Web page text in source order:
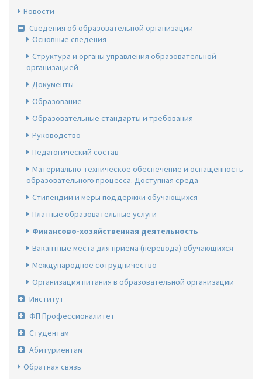
Новости
Сведения об образовательной организации
Основные сведения
Структура и органы управления образовательной
организацией
Документы
Образование
Образовательные стандарты и требования
Руководство
Педагогический состав
Материально-техническое обеспечение и оснащенность
образовательного процесса. Доступная среда
Стипендии и меры поддержки обучающихся
Платные образовательные услуги
Финансово-хозяйственная деятельность
Вакантные места для приема (перевода) обучающихся
Международное сотрудничество
Организация питания в образовательной организации
Институт
ФП Профессионалитет
Студентам
Абитуриентам
Обратная связь